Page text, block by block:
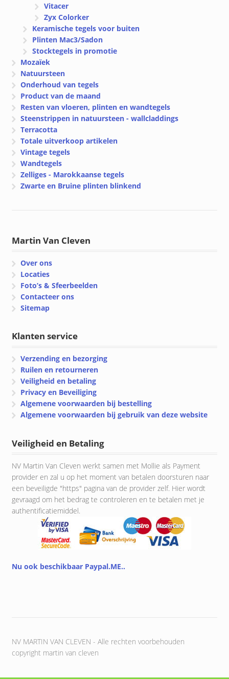
Vitacer
Zyx Colorker
Keramische tegels voor buiten
Plinten Mac3/Sadon
Stocktegels in promotie
Mozaïek
Natuursteen
Onderhoud van tegels
Product van de maand
Resten van vloeren, plinten en wandtegels
Steenstrippen in natuursteen - wallcladdings
Terracotta
Totale uitverkoop artikelen
Vintage tegels
Wandtegels
Zelliges - Marokkaanse tegels
Zwarte en Bruine plinten blinkend
Martin Van Cleven
Over ons
Locaties
Foto’s & Sfeerbeelden
Contacteer ons
Sitemap
Klanten service
Verzending en bezorging
Ruilen en retourneren
Veiligheid en betaling
Privacy en Beveiliging
Algemene voorwaarden bij bestelling
Algemene voorwaarden bij gebruik van deze website
Veiligheid en Betaling
NV Martin Van Cleven werkt samen met Mollie als Payment
provider en zal u op het moment van betalen doorsturen naar
een beveiligde "https" pagina van de provider zelf. Hier wordt
gevraagd om het bedrag te controleren en te betalen met je
authentificatiemiddel.
Nu ook beschikbaar Paypal.ME..
NV MARTIN VAN CLEVEN - Alle rechten voorbehouden
copyright martin van cleven